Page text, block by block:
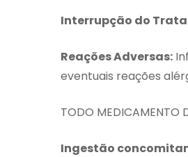
Interrupção do
Reações Adversas:
eventuais reações
TODO MEDICAMENTO
Ingestão